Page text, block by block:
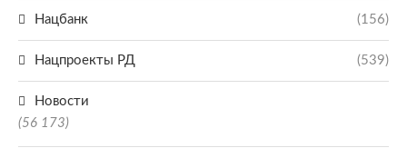
Нацбанк (156)
Нацпроекты РД (539)
Новости
(56 173)